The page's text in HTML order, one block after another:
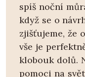
spíš noční
když se o
zjišťujeme, že
vše je
klobouk dolů.
pomoci na